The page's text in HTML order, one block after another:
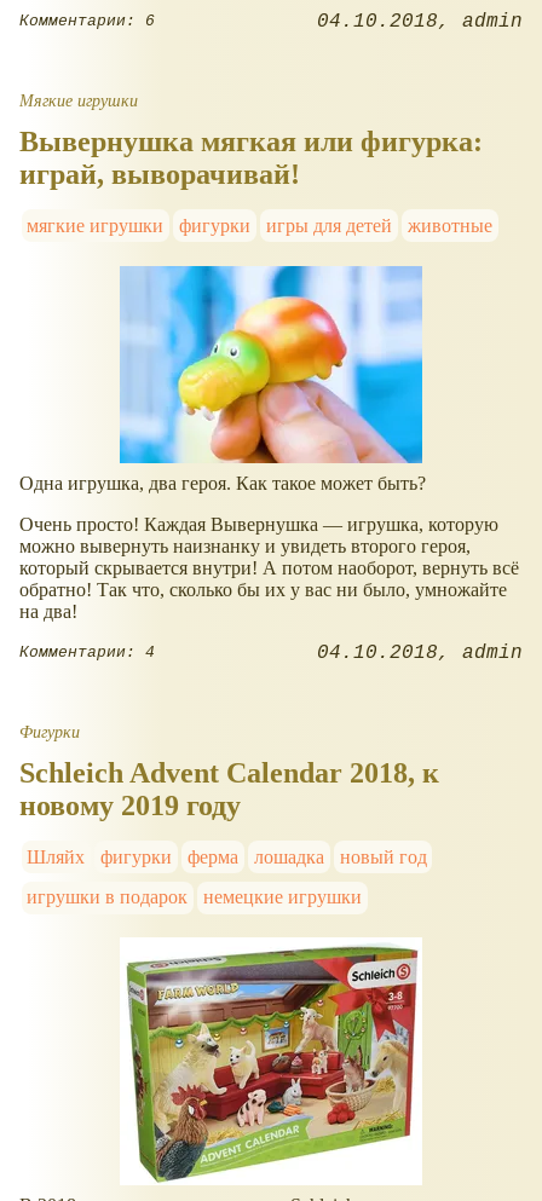
Комментарии: 6 04.10.2018 admin
Мягкие игрушки
Вывернушка мягкая или фигурка:
играй, выворачивай!
мягкие игрушки фигурки игры для детей животные
Одна игрушка, два героя. Как такое может быть?
Очень просто! Каждая Вывернушка — игрушка, которую
можно вывернуть наизнанку и увидеть второго героя,
который скрывается внутри! А потом наоборот, вернуть всё
обратно! Так что, сколько бы их у вас ни было, умножайте
на два!
Комментарии: 4 04.10.2018 admin
Фигурки
Schleich Advent Calendar 2018, к
новому 2019 году
Шляйх фигурки ферма лошадка
новый год
игрушки в подарок
немецкие игрушки